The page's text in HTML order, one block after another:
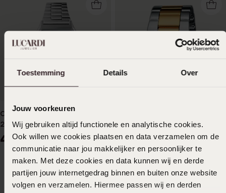
Toestemming Details Over
Jouw voorkeuren
Wij gebruiken altijd functionele en analytische cookies.
Ook willen we cookies plaatsen en data verzamelen om de
communicatie naar jou makkelijker en persoonlijker te
maken. Met deze cookies en data kunnen wij en derde
partijen jouw internetgedrag binnen en buiten onze website
volgen en verzamelen. Hiermee passen wij en derden
Casio vintage horloge AQ-
230A-2A1MQYES
4990